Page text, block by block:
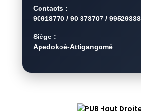
Contacts :
90918770 / 90 373707 / 99529338
Siège :
Apedokoè-Attigangomé